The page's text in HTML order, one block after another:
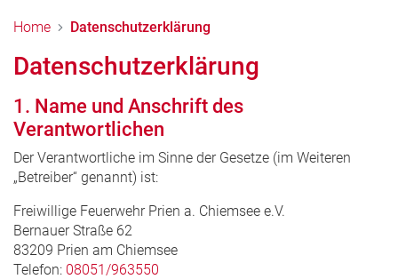
Home Datenschutzerklärung
Datenschutzerklärung
1. Name und Anschrift des
Verantwortlichen
Der Verantwortliche im Sinne der Gesetze (im Weiteren
„Betreiber“ genannt) ist:
Freiwillige Feuerwehr Prien a. Chiemsee e.V.
Bernauer Straße 62
83209 Prien am Chiemsee
Telefon: 08051/963550